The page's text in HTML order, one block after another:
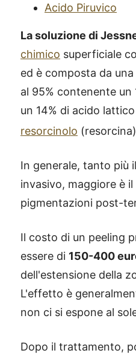
Acido Piruvico
La soluzione di
chimico superficiale
ed è composta da
al 95% contenente un
un 14% di acido
resorcinolo (resorcina)
In generale, tanto più
invasivo, maggiore è
pigmentazioni post-
Il costo di un peeling
essere di 150-400
dell'estensione della
L'effetto è
non ci si espone al
Dopo il trattamento,